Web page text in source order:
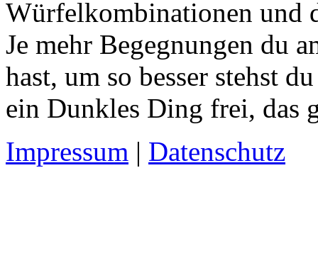
Würfelkombinationen und
Je mehr Begegnungen du
hast, um so besser stehst
ein Dunkles Ding frei, das
Impressum | Datenschutz